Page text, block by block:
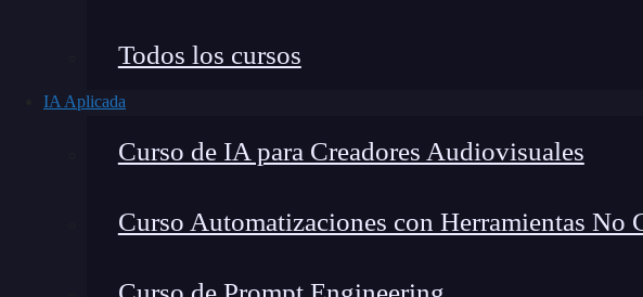
Todos los cursos
IA Aplicada
Curso de IA para Creadores Audiovisuales
Curso Automatizaciones con Herramientas
Co-Fundador de KeepCoding